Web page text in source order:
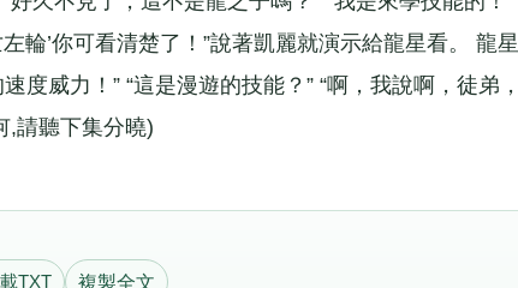
輪’你可看清楚了！”說著凱麗就演示給龍星看。 龍星
威力！” “這是漫遊的技能？” “啊，我說啊，徒弟，
,請聽下集分曉)
TXT 複製全文